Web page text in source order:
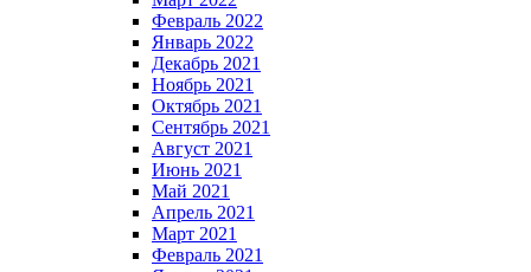
Февраль 2022
Январь 2022
Декабрь 2021
Ноябрь 2021
Октябрь 2021
Сентябрь 2021
Август 2021
Июнь 2021
Май 2021
Апрель 2021
Март 2021
Февраль 2021